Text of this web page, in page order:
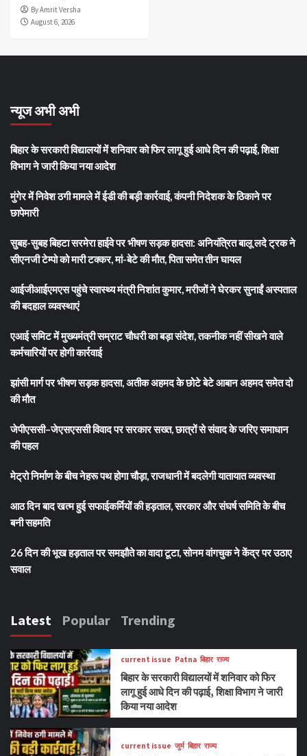
By Amrit Versha
August 6, 2026
न्यूज अभी अभी
बिहार के सरकारी विद्यालयों में शनिवार को फिर लागू हुई आधे दिन की पढ़ाई, शिक्षा
विभाग ने जारी किया नया आदेश
मुंगेर में निवेश ठगी मामले में ईडी की बड़ी कार्रवाई, कंपनी निदेशक के ठिकाने पर
छापेमारी
सुबह-सुबह बिहटा सरमेरा हाईवे पर भीषण सड़क हादसा: अनियंत्रित बालू लदे ट्रक ने
सीएनजी टेम्पो को मारी टक्कर, मां-बेटे की मौत, पिता समेत तीन घायल
आईजीआईएमएस पहुंचे स्वास्थ्य मंत्री निशांत कुमार, मरीजों ने घेरकर सुनाईं अस्पताल
की बदहाल व्यवस्थाएं
एआई समिट में मुख्यमंत्री सम्राट चौधरी का बड़ा संदेश, तकनीक नहीं सीखने वाले
कर्मचारियों पर होगी कार्रवाई
झांसी मार्ग पर भीषण सड़क हादसा, अतीक अहमद के छोटे बेटे आबान अहमद समेत दो
की मौत
जेपीएससी–जेएसएससी विवाद पर सरकार सख्त, छात्रों से संवाद के जरिए समाधान
की पहल
मेट्रो निर्माण के बीच नेहरू पथ होगा चौड़ा, राजधानी में बदलेगी यातायात व्यवस्था
आठ दिन बाद खत्म हुई सफाईकर्मियों की हड़ताल, सरकार और संघर्ष समिति के बीच
बनी सहमति
26 दिन की भूख हड़ताल पर समझौते का वादा टूटा, सोनम वांगचुक ने केंद्र पर उठाए
सवाल
Latest Popular Trending
current issue Patna बिहार राज्य
बिहार के सरकारी विद्यालयों में शनिवार को फिर
लागू हुई आधे दिन की पढ़ाई, शिक्षा विभाग ने जारी
किया नया आदेश
current issue जुर्म बिहार राज्य